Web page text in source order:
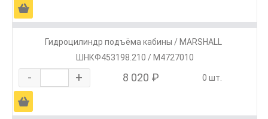
Ä
Гидроцилиндр подъёма кабины / MARSHALL
ШНКФ453198.210 / M4727010
- + 8 020 ₽ 0 шт.
Ä